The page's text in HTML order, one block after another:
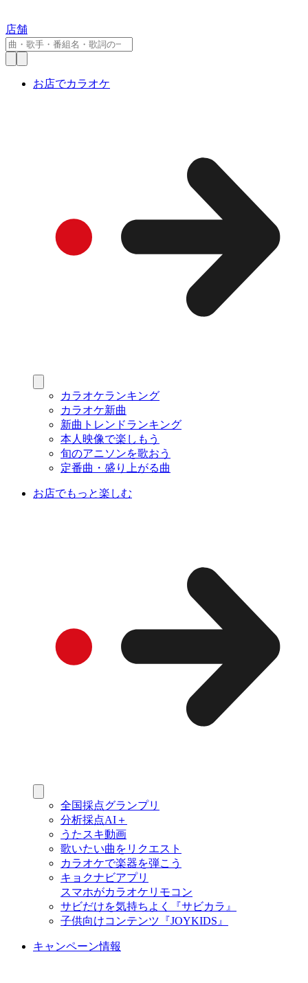
店舗
お店でカラオケ
カラオケランキング
カラオケ新曲
新曲トレンドランキング
本人映像で楽しもう
旬のアニソンを歌おう
定番曲・盛り上がる曲
お店でもっと楽しむ
全国採点グランプリ
分析採点AI＋
うたスキ動画
歌いたい曲をリクエスト
カラオケで楽器を弾こう
キョクナビアプリ
スマホがカラオケリモコン
サビだけを気持ちよく『サビカラ』
子供向けコンテンツ『JOYKIDS』
キャンペーン情報